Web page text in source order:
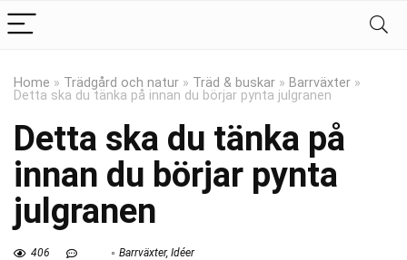
Home » Trädgård och natur » Träd & buskar » Barrväxter »
Detta ska du tänka på innan du börjar pynta julgranen
Detta ska du tänka på
innan du börjar pynta
julgranen
406 Barrväxter, Idéer